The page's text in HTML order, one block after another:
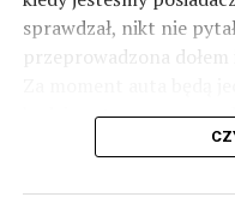
sprawdzał, nikt nie
przeprowadzona dołem
będzie czteropasmowa
mieszkanka Dargobądza.
Inwestor tłumaczy, że